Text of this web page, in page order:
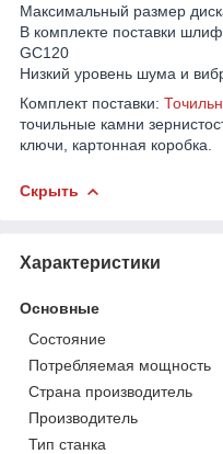
Максимальный размер
В комплекте поставки
GC120
Низкий уровень шума и
Комплект поставки:
точильные камни
ключи, картонная коробка.
Скрыть
Характеристики
Основные
Состояние
Потребляемая мощность
Страна производитель
Производитель
Тип станка